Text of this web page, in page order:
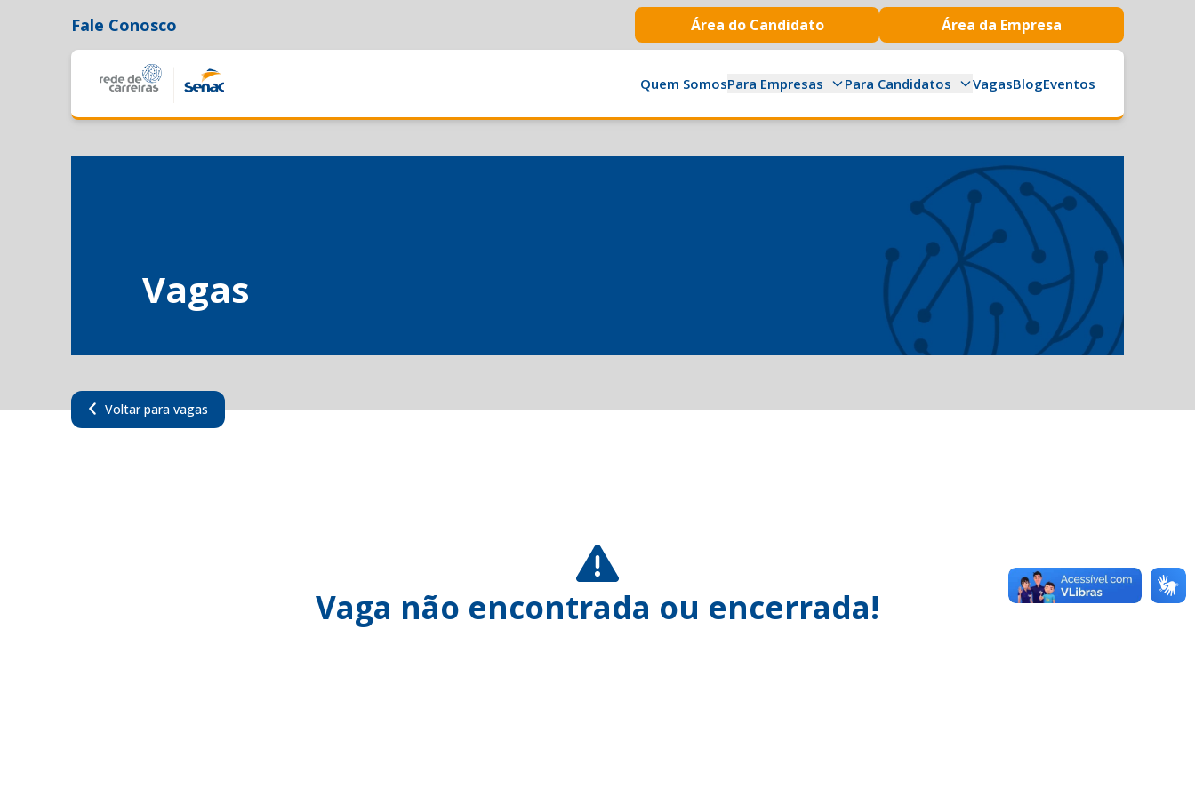
Fale Conosco Área do Candidato Área da Empresa
Quem SomosPara Empresas Para Candidatos VagasBlogEventos
Vagas
Voltar para vagas
Vaga não encontrada ou encerrada!